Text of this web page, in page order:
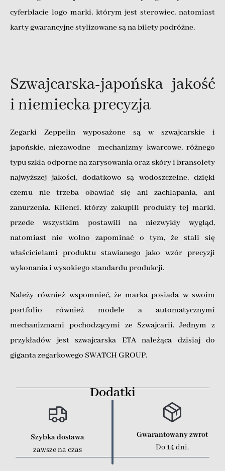
cyferblacie logo marki, którym jest sterowiec, natomiast
karty gwarancyjne stylizowane są na bilety podróżne.
Szwajcarska-japońska jakość
i niemiecka precyzja
Zegarki Zeppelin wyposażone są w szwajcarskie i
japońskie, niezawodne mechanizmy kwarcowe, różnego
typu szkła odporne na zarysowania oraz skóry i bransolety
najwyższej jakości, dodatkowo są wodoszczelne, dzięki
czemu nie trzeba obawiać się ani zachlapania, ani
zanurzenia. Klienci, którzy zakupili produkty tej marki,
przede wszystkim postawili na niezwykły wygląd,
natomiast nie wolno zapominać o tym, że stali się
właścicielami produktu stawianego jako wzór precyzji
wykonania i wysokiego standardu produkcji.
Należy również wspomnieć, że marka posiada w swoim
portfolio również modele a automatycznymi
mechanizmami pochodzącymi ze Szwajcarii. Jednym z
przykładów jest szwajcarska ETA należąca dzisiaj do
giganta zegarkowego SWATCH GROUP.
Dodatki
Szybka dostawa
zawsze na czas
Gwarantowany zwrot
Do 14 dni.